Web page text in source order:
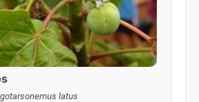
latus